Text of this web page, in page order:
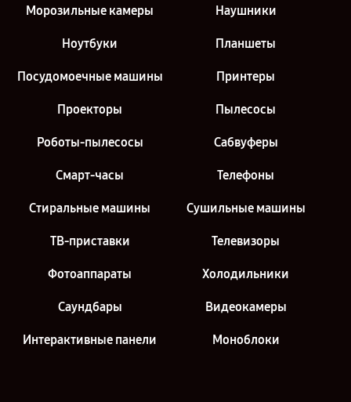
Морозильные камеры Наушники
Ноутбуки Планшеты
Посудомоечные машины Принтеры
Проекторы Пылесосы
Роботы-пылесосы Сабвуферы
Смарт-часы Телефоны
Стиральные машины Сушильные машины
ТВ-приставки Телевизоры
Фотоаппараты Холодильники
Саундбары Видеокамеры
Интерактивные панели Моноблоки